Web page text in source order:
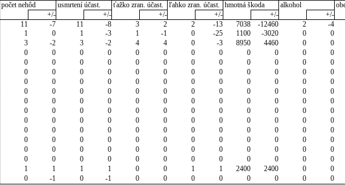
počet nehôd usmrtení účast. ťažko zran. účast. ľahko zran. účast. hmotná škoda alkohol
+/-
+/- +/- +/- +/- +/-
11 -7 11 -8 3 2 2 -13 7038 -12460 2 -4
1 0 1 -3 1 -1 0 -25 1100 -3020 0 0
3 -2 3 -2 4 4 0 -3 8950 4460 0 0
0 0 0 0 0 0 0 0 0 0 0 0
0 0 0 0 0 0 0 0 0 0 0 0
0 0 0 0 0 0 0 0 0 0 0 0
0 0 0 0 0 0 0 0 0 0 0 0
0 0 0 0 0 0 0 0 0 0 0 0
0 0 0 0 0 0 0 0 0 0 0 0
0 0 0 0 0 0 0 0 0 0 0 0
0 0 0 0 0 0 0 0 0 0 0 0
0 0 0 0 0 0 0 0 0 0 0 0
0 0 0 0 0 0 0 0 0 0 0 0
0 0 0 0 0 0 0 0 0 0 0 0
0 0 0 0 0 0 0 0 0 0 0 0
1 1 1 1 0 0 1 1 2400 2400 0 0
0 -1 0 -1 0 0 0 0 0 0 0 0